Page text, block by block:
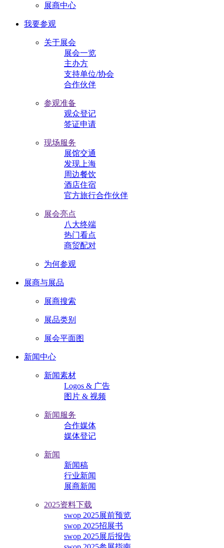
展商中心
我要参观
关于展会
展会一览
主办方
支持单位/协会
合作伙伴
参观准备
观众登记
签证申请
现场服务
展馆交通
发现上海
周边餐饮
酒店住宿
官方旅行合作伙伴
展会亮点
八大终端
热门看点
商贸配对
为何参观
展商与展品
展商搜索
展品类别
展会平面图
新闻中心
新闻素材
Logos & 广告
图片 & 视频
新闻服务
合作媒体
媒体登记
新闻
新闻稿
行业新闻
展商新闻
2025资料下载
swop 2025展前预览
swop 2025招展书
swop 2025展后报告